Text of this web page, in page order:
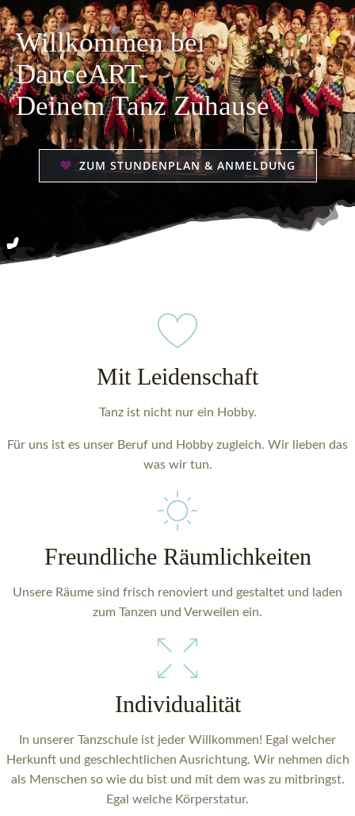
Willkommen bei
DanceART-
DeinemTanzZuhause
ZUM STUNDENPLAN & ANMELDUNG
Mit Leidenschaft
Tanz ist nicht nur ein Hobby.
Für uns ist es unser Beruf und Hobby zugleich. Wir lieben das
was wir tun.
Freundliche Räumlichkeiten
Unsere Räume sind frisch renoviert und gestaltet und laden
zum Tanzen und Verweilen ein.
Individualität
In unserer Tanzschule ist jeder Willkommen! Egal welcher
Herkunft und geschlechtlichen Ausrichtung. Wir nehmen dich
als Menschen so wie du bist und mit dem was zu mitbringst.
Egal welche Körperstatur.